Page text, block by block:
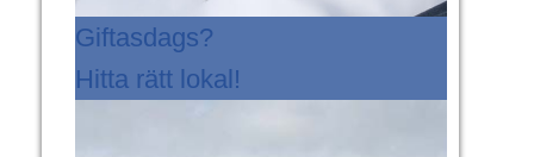
Giftasdags?
Hitta rätt lokal!